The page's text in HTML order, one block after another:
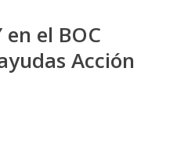
el BOC
Acción